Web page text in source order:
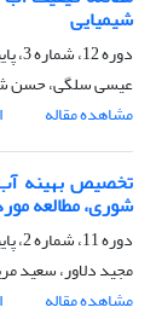
شیمیایی ‏ ‏
دوره 12، شماره 3، پاییز 1395، صفحه
عیسی سلگی، حسن
مشاهده مقاله
تخصیص بهینه
شوری، مطالعه
دوره 11، شماره 2، پاییز 1394، صفحه
مجید دلاور، سعید
مشاهده مقاله